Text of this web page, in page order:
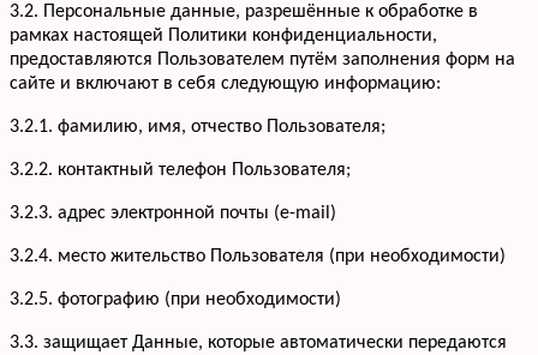
3.2. Персональные данные, разрешённые к обработке в
рамках настоящей Политики конфиденциальности,
предоставляются Пользователем путём заполнения форм на
сайте и включают в себя следующую информацию:
3.2.1. фамилию, имя, отчество Пользователя;
3.2.2. контактный телефон Пользователя;
3.2.3. адрес электронной почты (e-mail)
3.2.4. место жительство Пользователя (при необходимости)
3.2.5. фотографию (при необходимости)
3.3. защищает Данные, которые автоматически передаются